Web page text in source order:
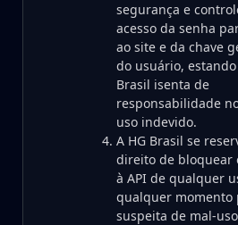
segurança e
acesso da senha
ao site e da chave
do usuário, estando
Brasil isenta de
responsabilidade
uso indevido.
A HG Brasil se
direito de bloquear
à API de qualquer
qualquer momento
suspeita de mal-